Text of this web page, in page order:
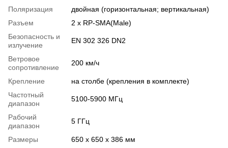
Поляризация
двойная (горизонтальная; вертикальная)
Разъем
2 x RP-SMA(Male)
Безопасность и
излучение
EN 302 326 DN2
Ветровое
сопротивление
200 км/ч
Крепление
на столбе (крепления в комплекте)
Частотный
диапазон
5100-5900 МГц
Рабочий
диапазон
5 ГГц
Размеры
650 x 650 x 386 мм